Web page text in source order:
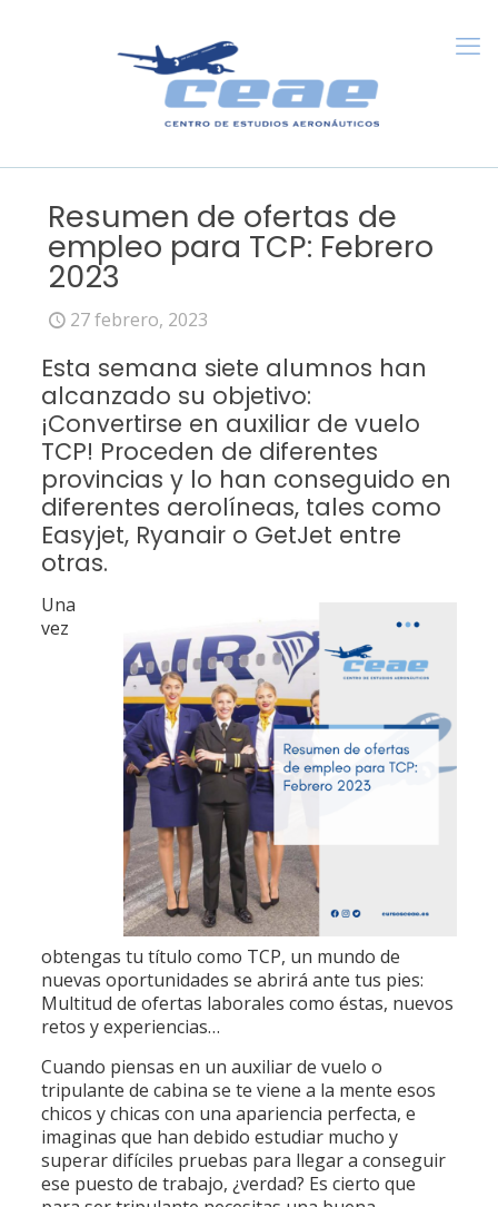
Resumen de ofertas de
empleo para TCP: Febrero
2023
27 febrero, 2023
Esta semana siete alumnos han
alcanzado su objetivo:
¡Convertirse en auxiliar de vuelo
TCP! Proceden de diferentes
provincias y lo han conseguido en
diferentes aerolíneas, tales como
Easyjet, Ryanair o GetJet entre
otras.
Una
vez
obtengas tu título como TCP, un mundo de
nuevas oportunidades se abrirá ante tus pies:
Multitud de ofertas laborales como éstas, nuevos
retos y experiencias…
Cuando piensas en un auxiliar de vuelo o
tripulante de cabina se te viene a la mente esos
chicos y chicas con una apariencia perfecta, e
imaginas que han debido estudiar mucho y
superar difíciles pruebas para llegar a conseguir
ese puesto de trabajo, ¿verdad? Es cierto que